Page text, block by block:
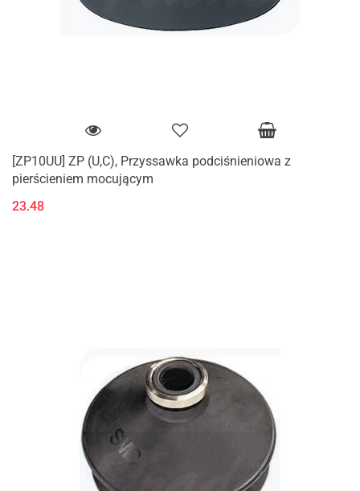
[ZP10UU] ZP (U,C), Przyssawka podciśnieniowa z
pierścieniem mocującym
23.48